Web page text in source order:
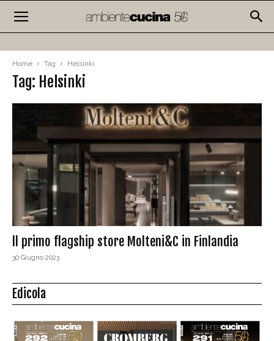
Home Tag Helsinki
Tag: Helsinki
ll primo flagship store Molteni&C in Finlandia
30 Giugno 2023
Edicola